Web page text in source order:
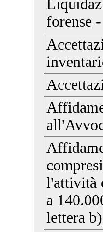
forense
l'attività
a
lettera